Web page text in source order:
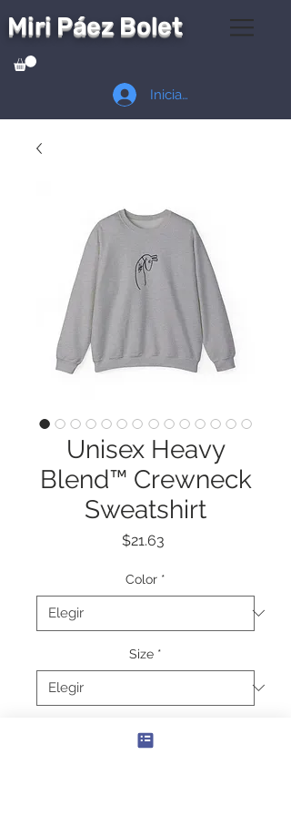
Miri Páez Bolet
Iniciar sesión
Unisex Heavy
Blend™ Crewneck
Sweatshirt
$21.63
Color *
Size *